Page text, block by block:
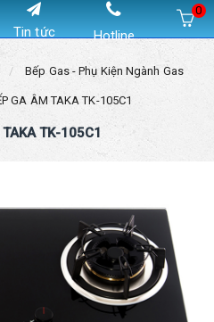
Tin tức Hotline
0
Bếp Gas - Phụ Kiện Ngành Gas
GA ÂM TAKA TK-105C1
TK-105C1